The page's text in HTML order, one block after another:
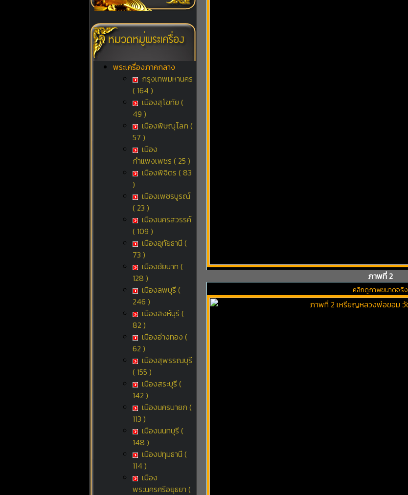
พระเครื่องภาคกลาง
กรุงเทพมหานคร
( 164 )
เมืองสุโขทัย (
49 )
เมืองพิษณุโลก (
57 )
เมือง
กำแพงเพชร ( 25 )
เมืองพิจิตร ( 83
)
เมืองเพชรบูรณ์
( 23 )
เมืองนครสวรรค์
( 109 )
เมืองอุทัยธานี (
73 )
เมืองชัยนาท (
128 )
เมืองลพบุรี (
246 )
เมืองสิงห์บุรี (
82 )
เมืองอ่างทอง (
62 )
เมืองสุพรรณบุรี
( 155 )
เมืองสระบุรี (
142 )
เมืองนครนายก (
113 )
เมืองนนทบุรี (
148 )
เมืองปทุมธานี (
114 )
เมือง
พระนครศรีอยุธยา (
ภาพที่ 2
คลิกดูภาพขนาดจริง